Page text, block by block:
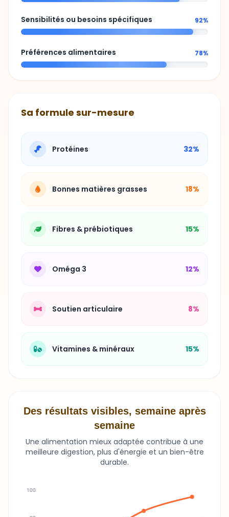
Sensibilités ou besoins spécifiques 92%
Préférences alimentaires 78%
Sa formule sur-mesure
Protéines 32%
Bonnes matières grasses 18%
Fibres & prébiotiques 15%
Oméga 3 12%
Soutien articulaire 8%
Vitamines & minéraux 15%
Des résultats visibles, semaine après
semaine
Une alimentation mieux adaptée contribue à une
meilleure digestion, plus d'énergie et un bien-être
durable.
100